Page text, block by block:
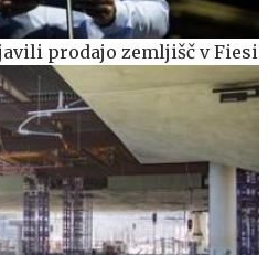
prodajo zemljišč v Fiesi